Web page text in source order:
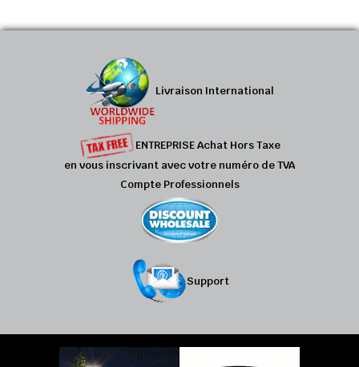
Livraison International
ENTREPRISE Achat Hors Taxe
en vous inscrivant avec votre numéro de TVA
Compte Professionnels
Support